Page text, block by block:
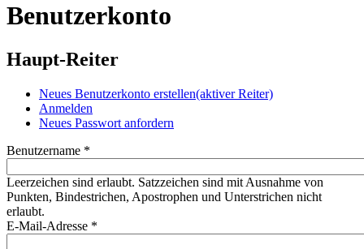
Benutzerkonto
Haupt-Reiter
Neues Benutzerkonto erstellen(aktiver Reiter)
Anmelden
Neues Passwort anfordern
Benutzername *
Leerzeichen sind erlaubt. Satzzeichen sind mit Ausnahme von
Punkten, Bindestrichen, Apostrophen und Unterstrichen nicht
erlaubt.
E-Mail-Adresse *